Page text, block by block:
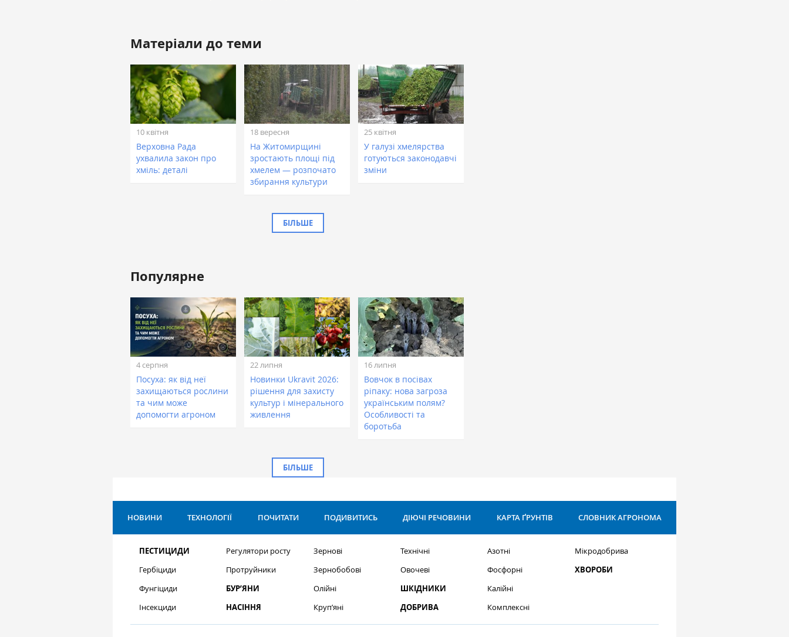
Матеріали до теми
10 квітня
Верховна Рада
ухвалила закон про
хміль: деталі
18 вересня
На Житомирщині
зростають площі під
хмелем — розпочато
збирання культури
25 квітня
У галузі хмелярства
готуються законодавчі
зміни
БІЛЬШЕ
Популярне
4 серпня
Посуха: як від неї
захищаються рослини
та чим може
допомогти агроном
22 липня
Новинки Ukravit 2026:
рішення для захисту
культур і мінерального
живлення
16 липня
Вовчок в посівах
ріпаку: нова загроза
українським полям?
Особливості та
боротьба
БІЛЬШЕ
НОВИНИ ТЕХНОЛОГІЇ ПОЧИТАТИ ПОДИВИТИСЬ ДІЮЧІ РЕЧОВИНИ КАРТА ҐРУНТІВ СЛОВНИК АГРОНОМА
ПЕСТИЦИДИ
Гербіциди
Фунгіциди
Інсекциди
Регулятори росту
Протруйники
БУР’ЯНИ
НАСІННЯ
Зернові
Зернобобові
Олійні
Круп’яні
Технічні
Овочеві
ШКІДНИКИ
ДОБРИВА
Азотні
Фосфорні
Калійні
Комплексні
Мікродобрива
ХВОРОБИ